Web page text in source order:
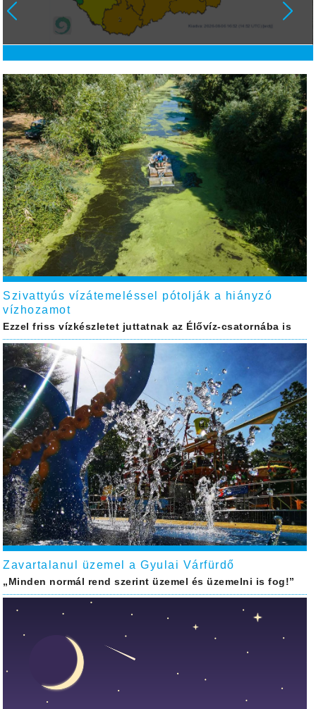
Szivattyús vízátemeléssel pótolják a hiányzó
vízhozamot
Ezzel friss vízkészletet juttatnak az Élővíz-csatornába is
Zavartalanul üzemel a Gyulai Várfürdő
„Minden normál rend szerint üzemel és üzemelni is fog!”